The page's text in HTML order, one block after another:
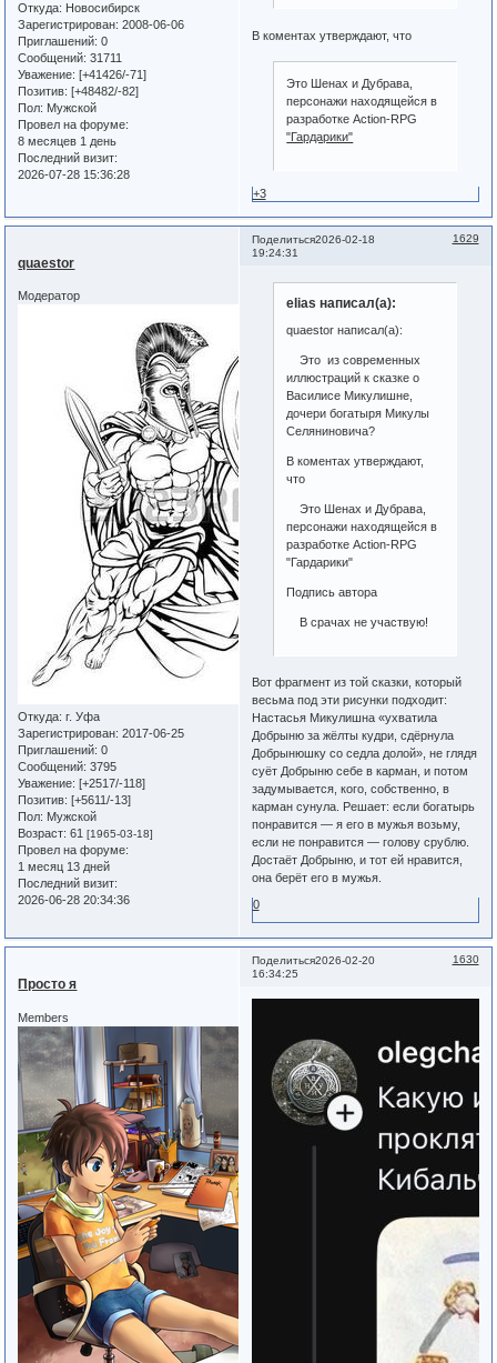
Откуда: Новосибирск
Зарегистрирован: 2008-06-06
Приглашений: 0
Сообщений: 31711
Уважение: [+41426/-71]
Позитив: [+48482/-82]
Пол: Мужской
Провел на форуме:
8 месяцев 1 день
Последний визит:
2026-07-28 15:36:28
В коментах утверждают, что
Это Шенах и Дубрава,
персонажи находящейся в
разработке Action-RPG
"Гардарики"
+3
Поделиться 1629
2026-02-18
19:24:31
quaestor
Модератор
Откуда: г. Уфа
Зарегистрирован: 2017-06-25
Приглашений: 0
Сообщений: 3795
Уважение: [+2517/-118]
Позитив: [+5611/-13]
Пол: Мужской
Возраст: 61[1965-03-18]
Провел на форуме:
1 месяц 13 дней
Последний визит:
2026-06-28 20:34:36
elias написал(а):
quaestor написал(а):
Это из современных
иллюстраций к сказке о
Василисе Микулишне,
дочери богатыря Микулы
Селяниновича?
В коментах утверждают,
что
Это Шенах и Дубрава,
персонажи находящейся в
разработке Action-RPG
"Гардарики"
Подпись автора
В срачах не участвую!
Вот фрагмент из той сказки, который
весьма под эти рисунки подходит:
Настасья Микулишна «ухватила
Добрыню за жёлты кудри, сдёрнула
Добрынюшку со седла долой», не глядя
суёт Добрыню себе в карман, и потом
задумывается, кого, собственно, в
карман сунула. Решает: если богатырь
понравится — я его в мужья возьму,
если не понравится — голову срублю.
Достаёт Добрыню, и тот ей нравится,
она берёт его в мужья.
0
Поделиться 1630
2026-02-20
16:34:25
Просто я
Members